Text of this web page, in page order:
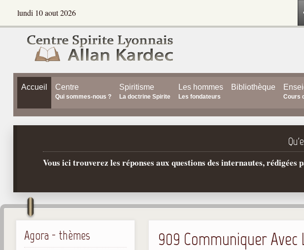
lundi 10 aout 2026
Accueil Centre
Qui sommes-nous ?
Spiritisme
La doctrine Spirite
Les hommes
Les fondateurs
Bibliothèque
Cours
Vous ici trouverez les réponses aux questions des internautes, rédigées
Agora - thèmes 909 Communiquer Avec